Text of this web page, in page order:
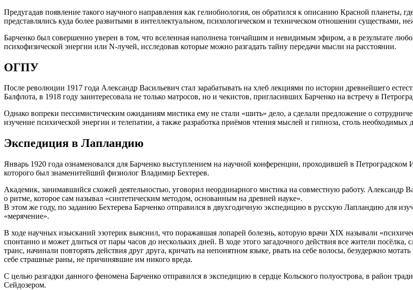
Предугадав появление такого научного направления как гелиобиология, он обратился к описанию Красной планеты,
представлялись куда более развитыми в интеллектуальном, психологическом и техническом отношении существами,
Барченко был совершенно уверен в том, что вселенная наполнена тончайшим и невидимым эфиром, а в результате
психофизической энергии или N-лучей, исследовав которые можно разгадать тайну передачи мысли на расстоянии.
ОГПУ
После революции 1917 года Александр Васильевич стал зарабатывать на хлеб лекциями по истории древнейшего
Балфлота, в 1918 году заинтересовала не только матросов, но и чекистов, пригласивших Барченко на встречу в
Однако вопреки пессимистическим ожиданиям мистика ему не стали «шить» дело, а сделали предложение о
изучение психической энергии и телепатии, а также разработка приёмов чтения мыслей и гипноза, столь
Экспедиция в Лапландию
Январь 1920 года ознаменовался для Барченко выступлением на научной конференции, проходившей в Петроградском
которого был знаменитейший физиолог Владимир Бехтерев.
Академик, занимавшийся схожей деятельностью, уговорил неординарного мистика на совместную работу. Александр
о ритме, которое сам называл «синтетическим методом, основанным на древней науке».
В этом же году, по заданию Бехтерева Барченко отправился в двухгодичную экспедицию в русскую Лапландию для
«мерячение».
В ходе научных изысканий эзотерик выяснил, что поражавшая лопарей болезнь, которую врачи XIX называли
спонтанно и может длиться от пары часов до нескольких дней. В ходе этого загадочного действия все жители
транс, начинали повторять действия друг друга, кричать на непонятном языке, рвать на себе волосы, безудержно
себе страшные раны, не причинявшие им никого вреда.
С целью разгадки данного феномена Барченко отправился в экспедицию в сердце Кольского полуострова, в район
Сейдозером.